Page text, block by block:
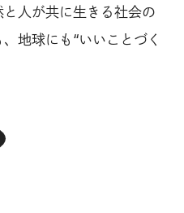
人が共に生きる社会の
地球にも“いいことづく